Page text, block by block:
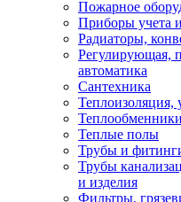
Пожарное
Приборы
Радиаторы,
Регулирующая,
автоматика
Сантехника
Теплоизоляция,
Теплые полы
Трубы и
Трубы
и изделия
Фильтры,